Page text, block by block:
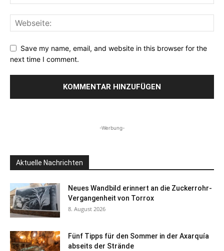
Save my name, email, and website in this browser for the
next time I comment.
-Werbung-
Aktuelle Nachrichten
Neues Wandbild erinnert an die Zuckerrohr-
Vergangenheit von Torrox
8. August 2026
Fünf Tipps für den Sommer in der Axarquía
abseits der Strände